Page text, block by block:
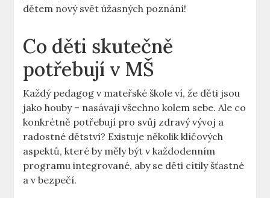
dětem nový svět úžasných poznání!
Co děti skutečně
potřebují v MŠ
Každý pedagog v mateřské škole ví, že děti jsou
jako houby – nasávají všechno kolem sebe. Ale co
konkrétně potřebují pro svůj zdravý vývoj a
radostné dětství? Existuje několik klíčových
aspektů, které by měly být v každodenním
programu integrované, aby se děti cítily šťastné
a v bezpečí.